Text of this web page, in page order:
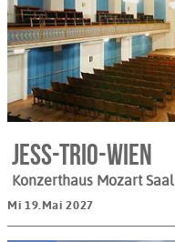
Jess-Trio-Wien
Konzerthaus Mozart Saal
Mi 19.Mai 2027